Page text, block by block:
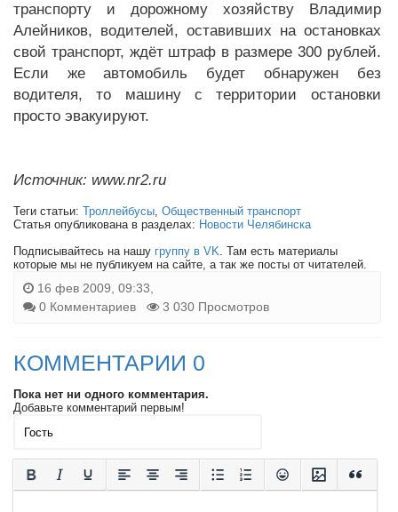
транспорту и дорожному хозяйству Владимир
Алейников, водителей, оставивших на остановках
свой транспорт, ждёт штраф в размере 300 рублей.
Если же автомобиль будет обнаружен без
водителя, то машину с территории остановки
просто эвакуируют.
Источник: www.nr2.ru
Теги статьи: Троллейбусы, Общественный транспорт
Статья опубликована в разделах: Новости Челябинска
Подписывайтесь на нашу группу в VK. Там есть материалы
которые мы не публикуем на сайте, а так же посты от читателей.
16 фев 2009, 09:33,
0 Комментариев
3 030 Просмотров
КОММЕНТАРИИ 0
Пока нет ни одного комментария.
Добавьте комментарий первым!